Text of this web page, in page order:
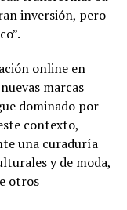
inversión, pero
online en
marcas
dominado por
contexto,
una curaduría
y de moda,
otros